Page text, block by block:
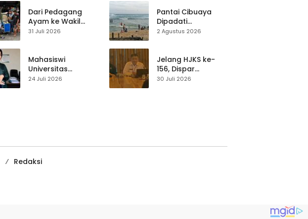
Live Streaming
Dari Pedagang
Ayam ke Wakil
Ketua DPRD, H.
Pasar Cisaat
31 Juli 2026
Mahasiswi
Universitas
Muhammadiyah
24 Juli 2026
Pantai Cibuaya
Dipadati
Wisatawan,
Waspada
2 Agustus 2026
Jelang HJKS ke-
156, Dispar
Kabupaten
30 Juli 2026
Redaksi